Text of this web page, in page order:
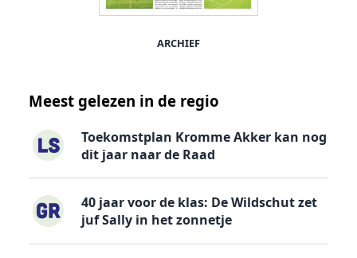
ARCHIEF
Meest gelezen in de regio
Toekomstplan Kromme Akker kan nog
dit jaar naar de Raad
40 jaar voor de klas: De Wildschut zet
juf Sally in het zonnetje